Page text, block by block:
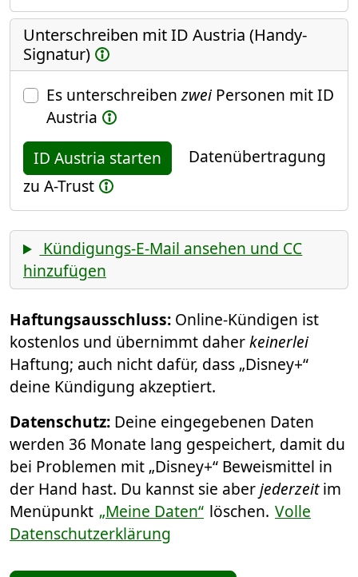
Unterschreiben mit ID Austria (Handy-
Signatur)
Es unterschreibenzweiPersonen mit ID
Austria
ID Austria starten
Datenübertragung
zu A-Trust
Kündigungs-E-Mail ansehen und CC
hinzufügen
Haftungsausschluss: Online-Kündigen ist
kostenlos und übernimmt daherkeinerlei
Haftung; auch nicht dafür, dass „Disney+“
deine Kündigung akzeptiert.
Datenschutz: Deine eingegebenen Daten
werden 36 Monate lang gespeichert, damit du
bei Problemen mit „Disney+“ Beweismittel in
der Hand hast. Du kannst sie aberjederzeitim
Menüpunkt „Meine Daten“ löschen. Volle
Datenschutzerklärung